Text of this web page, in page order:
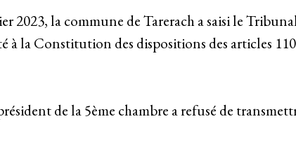
2023, la commune de Tarerach a saisi le
la Constitution des dispositions des articles
de la 5ème chambre a refusé de